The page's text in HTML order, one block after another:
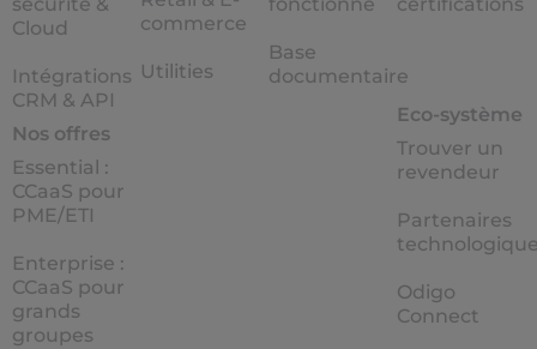
sécurité &
Cloud
Intégrations
CRM & API
Nos offres
Essential :
CCaaS pour
PME/ETI
Enterprise :
CCaaS pour
grands
groupes
commerce
Utilities
fonctionne
Base
documentaire
certifications
Eco-système
Trouver un
revendeur
Partenaires
Odigo
Connect